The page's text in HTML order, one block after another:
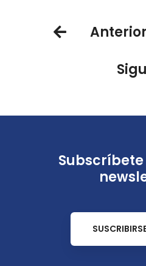
Anterior